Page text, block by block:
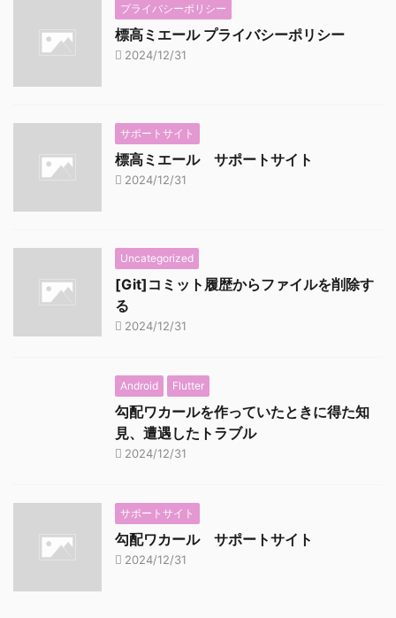
プライバシーポリシー
標高ミエール プライバシーポリシー
2024/12/31
サポートサイト
標高ミエール サポートサイト
2024/12/31
Uncategorized
[Git]コミット履歴からファイルを削除す
る
2024/12/31
Android Flutter
勾配ワカールを作っていたときに得た知
見、遭遇したトラブル
2024/12/31
サポートサイト
勾配ワカール サポートサイト
2024/12/31